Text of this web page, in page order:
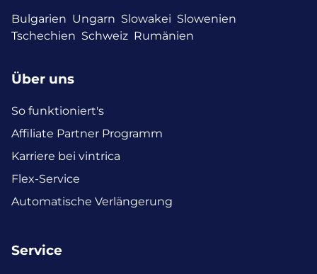
Bulgarien Ungarn Slowakei Slowenien
Tschechien Schweiz Rumänien
Über uns
So funktioniert's
Affiliate Partner Programm
Karriere bei vintrica
Flex-Service
Automatische Verlängerung
Service